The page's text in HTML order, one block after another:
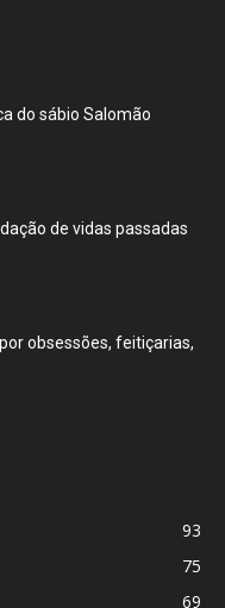
do sábio Salomão
de vidas passadas
obsessões, feitiçarias,
93
75
69